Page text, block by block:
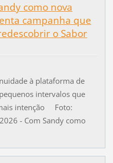
como nova
campanha que
o Sabor
à plataforma de
intervalos que
intenção Foto:
- Com Sandy como